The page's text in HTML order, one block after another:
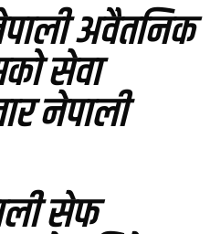
अवैतनिक
सेवा
नेपाली
सेफ